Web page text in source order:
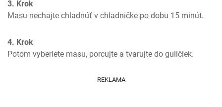
3. Krok
Masu nechajte chladnúť v chladničke po dobu 15 minút.
4. Krok
Potom vyberiete masu, porcujte a tvarujte do guličiek.
REKLAMA